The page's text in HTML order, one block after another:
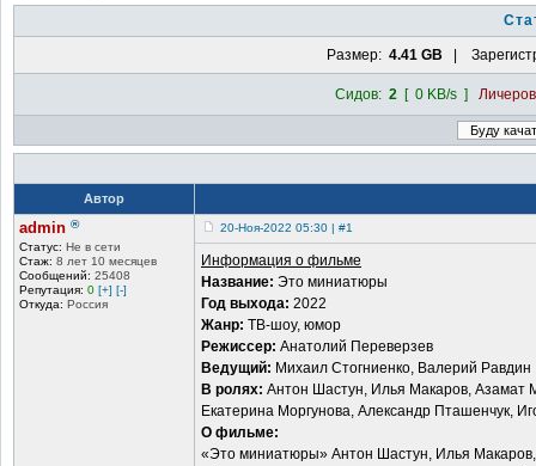
Размер: 4.41 GB |
Сидов: 2 [ 0 KB/s ]
Автор
admin ®
Статус: Не в сети
Стаж: 8 лет 10 месяцев
Сообщений: 25408
Репутация: 0 [+] [-]
Откуда: Россия
20-Ноя-2022 05:30 | #1
Информация о фильме
Название: Это миниатюры
Год выхода: 2022
Жанр: ТВ-шоу, юмор
Режиссер: Анатолий Переверзев
Ведущий: Михаил Стогниенко, Валерий Равдин
В ролях: Антон Шастун, Илья Макаров, Азамат
Екатерина Моргунова, Александр Пташенчук,
О фильме:
«Это миниатюры» Антон Шастун, Илья